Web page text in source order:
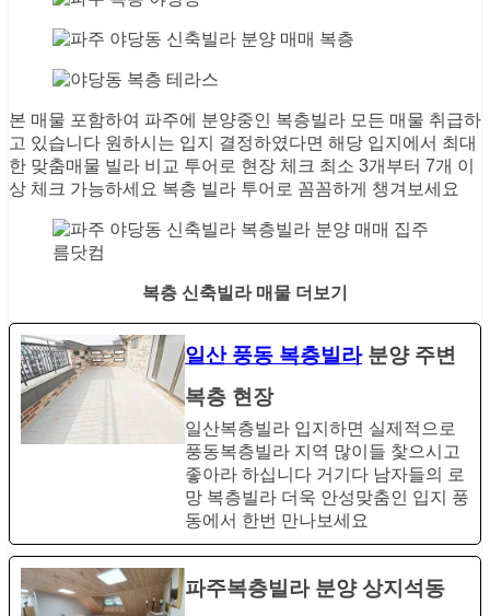
본 매물 포함하여 파주에 분양중인 복층빌라 모든 매물 취급하
고 있습니다 원하시는 입지 결정하였다면 해당 입지에서 최대
한 맞춤매물 빌라 비교 투어로 현장 체크 최소 3개부터 7개 이
상 체크 가능하세요 복층 빌라 투어로 꼼꼼하게 챙겨보세요
복층 신축빌라 매물 더보기
일산 풍동 복층빌라분양 주변
복층 현장
일산복층빌라 입지하면 실제적으로
풍동복층빌라 지역 많이들 찿으시고
좋아라 하십니다 거기다 남자들의 로
망 복층빌라 더욱 안성맞춤인 입지 풍
동에서 한번 만나보세요
파주복층빌라 분양 상지석동